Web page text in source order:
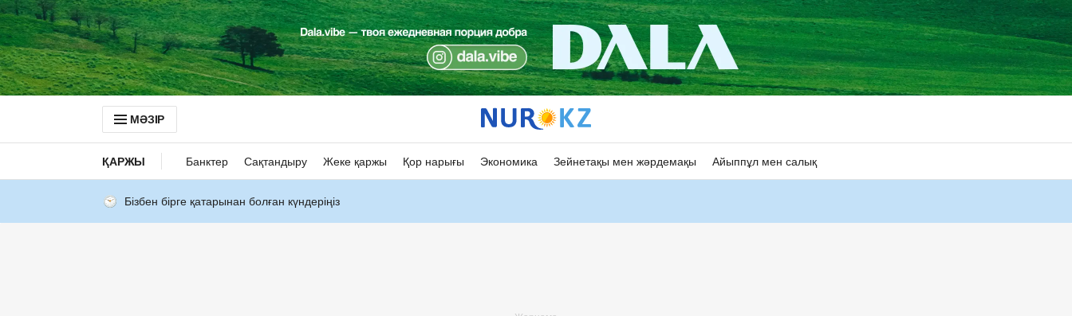
МӘЗІР
ҚАРЖЫ Банктер Сақтандыру Жеке қаржы Қор нарығы Экономика Зейнетақы мен жәрдемақы Айыппұл мен салық
Бізбен бірге қатарынан болған күндеріңіз